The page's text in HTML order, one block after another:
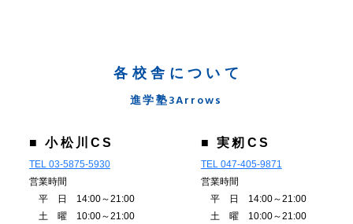
各校舎について
進学塾3Arrows
■ 小松川CS
TEL 03-5875-5930
営業時間
平 日 14:00～21:00
土 曜 10:00～21:00
■ 実籾CS
TEL 047-405-9871
営業時間
平 日 14:00～21:00
土 曜 10:00～21:00